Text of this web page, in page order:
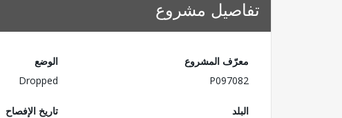
تفاصيل مشروع
معرّف المشروع
P097082
الوضع
Dropped
البلد
تاريخ الإفصاح